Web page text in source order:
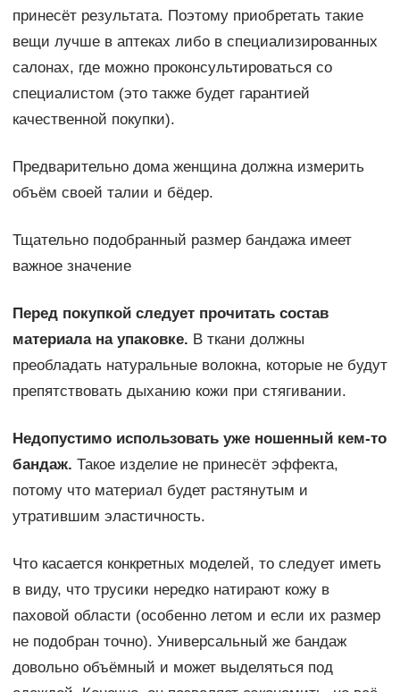
принесёт результата. Поэтому приобретать такие
вещи лучше в аптеках либо в специализированных
салонах, где можно проконсультироваться со
специалистом (это также будет гарантией
качественной покупки).
Предварительно дома женщина должна измерить
объём своей талии и бёдер.
Тщательно подобранный размер бандажа имеет
важное значение
Перед покупкой следует прочитать состав
материала на упаковке. В ткани должны
преобладать натуральные волокна, которые не будут
препятствовать дыханию кожи при стягивании.
Недопустимо использовать уже ношенный кем-то
бандаж. Такое изделие не принесёт эффекта,
потому что материал будет растянутым и
утратившим эластичность.
Что касается конкретных моделей, то следует иметь
в виду, что трусики нередко натирают кожу в
паховой области (особенно летом и если их размер
не подобран точно). Универсальный же бандаж
довольно объёмный и может выделяться под